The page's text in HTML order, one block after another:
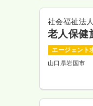
社会福祉法
老人保健
エージェント
山口県岩国市